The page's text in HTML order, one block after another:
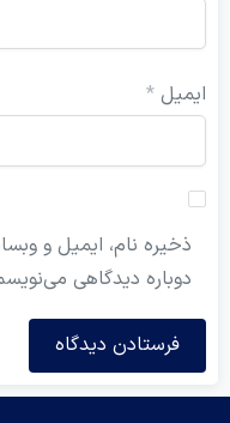
*
ذخیره نام، ایمیل و
دوباره دیدگاهی می‌نویسم.